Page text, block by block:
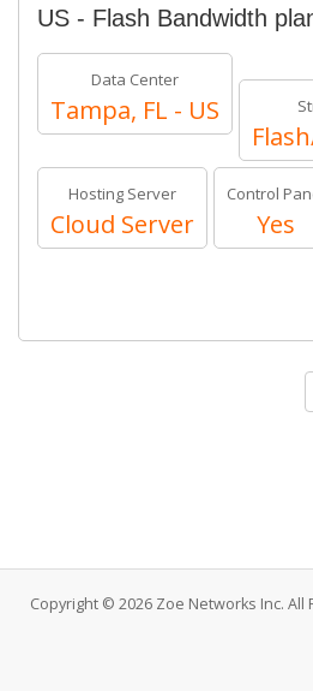
US - Flash Bandwidth
Data Center
Tampa, FL - US
Hosting Server
Cloud Server
Control
Yes
Copyright © 2026 Zoe Networks Inc. All